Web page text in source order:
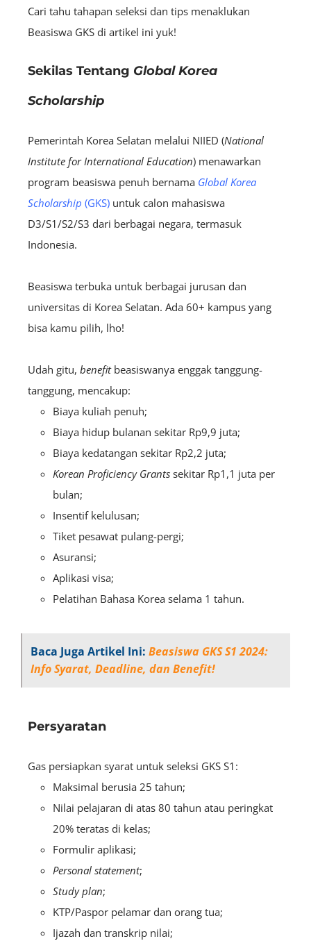
Cari tahu tahapan seleksi dan tips menaklukan
Beasiswa GKS di artikel ini yuk!
Sekilas Tentang Global Korea
Scholarship
Pemerintah Korea Selatan melalui NIIED (National
Institute for International Education) menawarkan
program beasiswa penuh bernama Global Korea
Scholarship (GKS) untuk calon mahasiswa
D3/S1/S2/S3 dari berbagai negara, termasuk
Indonesia.
Beasiswa terbuka untuk berbagai jurusan dan
universitas di Korea Selatan. Ada 60+ kampus yang
bisa kamu pilih, lho!
Udah gitu, benefitbeasiswanya enggak tanggung-
tanggung, mencakup:
Biaya kuliah penuh;
Biaya hidup bulanan sekitar Rp9,9 juta;
Biaya kedatangan sekitar Rp2,2 juta;
Korean Proficiency Grants sekitar Rp1,1 juta per
bulan;
Insentif kelulusan;
Tiket pesawat pulang-pergi;
Asuransi;
Aplikasi visa;
Pelatihan Bahasa Korea selama 1 tahun.
Baca Juga Artikel Ini: Beasiswa GKS S1 2024:
Info Syarat, Deadline, dan Benefit!
Persyaratan
Gas persiapkan syarat untuk seleksi GKS S1 :
Maksimal berusia 25 tahun;
Nilai pelajaran di atas 80 tahun atau peringkat
20% teratas di kelas;
Formulir aplikasi;
Personal statement;
Study plan;
KTP/Paspor pelamar dan orang tua;
Ijazah dan transkrip nilai;